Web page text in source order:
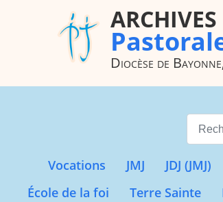
ARCHIVES
Diocèse de
Vocations JMJ JDJ (JMJ)
École de la foi
Terre Sainte